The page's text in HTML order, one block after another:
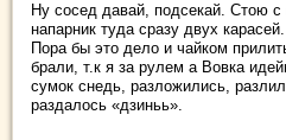
Ну сосед давай, подсекай. Стою с
напарник туда сразу двух
Пора бы это дело и чайком
брали, т.к я за рулем а Вовка
сумок снедь, разложились,
раздалось «дзиньь».